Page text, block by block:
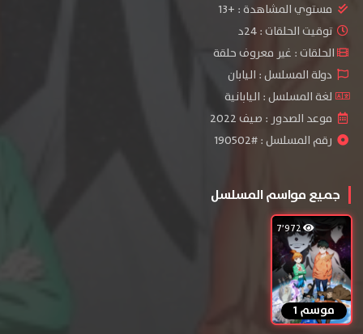
مستوي المشاهدة : +13
توقيت الحلقات : 24د
الحلقات : غير معروف حلقة
دولة المسلسل : اليابان
لغة المسلسل : اليابانية
موعد الصدور : صيف 2022
رقم المسلسل : #190502
جميع مواسم المسلسل
7٬972
موسم 1